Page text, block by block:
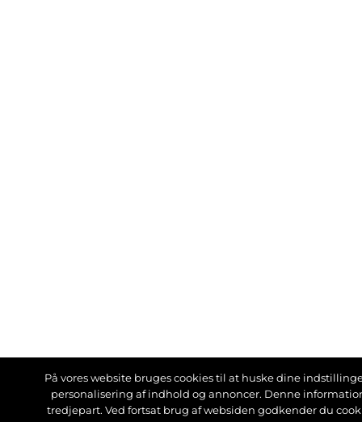
På vores website bruges cookies til at huske dine
personalisering af indhold og annoncer. Denne
tredjepart. Ved fortsat brug af websiden godkender du